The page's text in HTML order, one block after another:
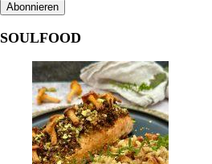
SOULFOOD